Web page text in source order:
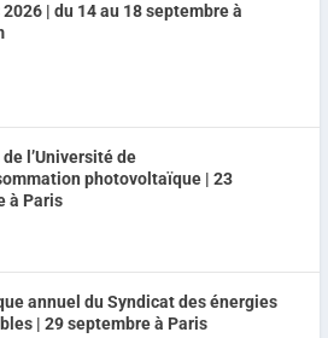
2026 | du 14 au 18 septembre à
l’Université de
photovoltaïque | 23
à Paris
annuel du Syndicat des énergies
| 29 septembre à Paris